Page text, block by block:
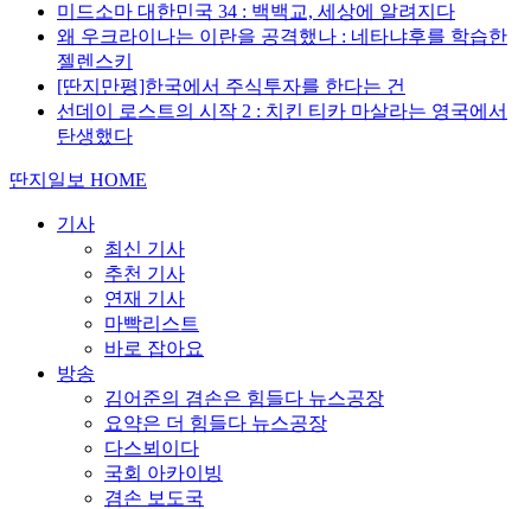
미드소마 대한민국 34 : 백백교, 세상에 알려지다
왜 우크라이나는 이란을 공격했나 : 네타냐후를 학습한
젤렌스키
[딴지만평]한국에서 주식투자를 한다는 건
선데이 로스트의 시작 2 : 치킨 티카 마살라는 영국에서
탄생했다
딴지일보 HOME
기사
최신 기사
추천 기사
연재 기사
마빡리스트
바로 잡아요
방송
김어준의 겸손은 힘들다 뉴스공장
요약은 더 힘들다 뉴스공장
다스뵈이다
국회 아카이빙
겸손 보도국